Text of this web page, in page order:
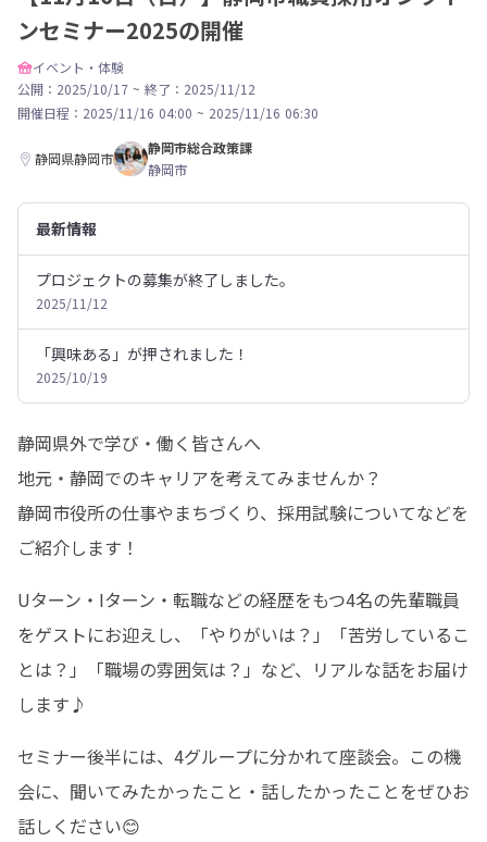
ンセミナー2025の開催
イベント・体験
公開：2025/10/17 ~ 終了：2025/11/12
開催日程： 2025/11/16 04:00 ~ 2025/11/16 06:30
静岡県静岡市
静岡市総合政策課
静岡市
最新情報
プロジェクトの募集が終了しました。
2025/11/12
「興味ある」が押されました！
2025/10/19
静岡県外で学び・働く皆さんへ
地元・静岡でのキャリアを考えてみませんか？
静岡市役所の仕事やまちづくり、採用試験についてなどを
ご紹介します！
Uターン・Iターン・転職などの経歴をもつ4名の先輩職員
をゲストにお迎えし、「やりがいは？」「苦労しているこ
とは？」「職場の雰囲気は？」など、リアルな話をお届け
します♪
セミナー後半には、4グループに分かれて座談会。この機
会に、聞いてみたかったこと・話したかったことをぜひお
話しください😊